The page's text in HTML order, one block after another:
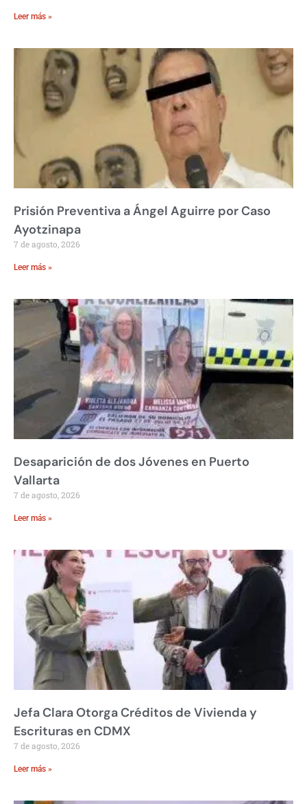
Leer más »
Prisión Preventiva a Ángel Aguirre por Caso
Ayotzinapa
7 de agosto, 2026
Leer más »
Desaparición de dos Jóvenes en Puerto
Vallarta
7 de agosto, 2026
Leer más »
Jefa Clara Otorga Créditos de Vivienda y
Escrituras en CDMX
7 de agosto, 2026
Leer más »